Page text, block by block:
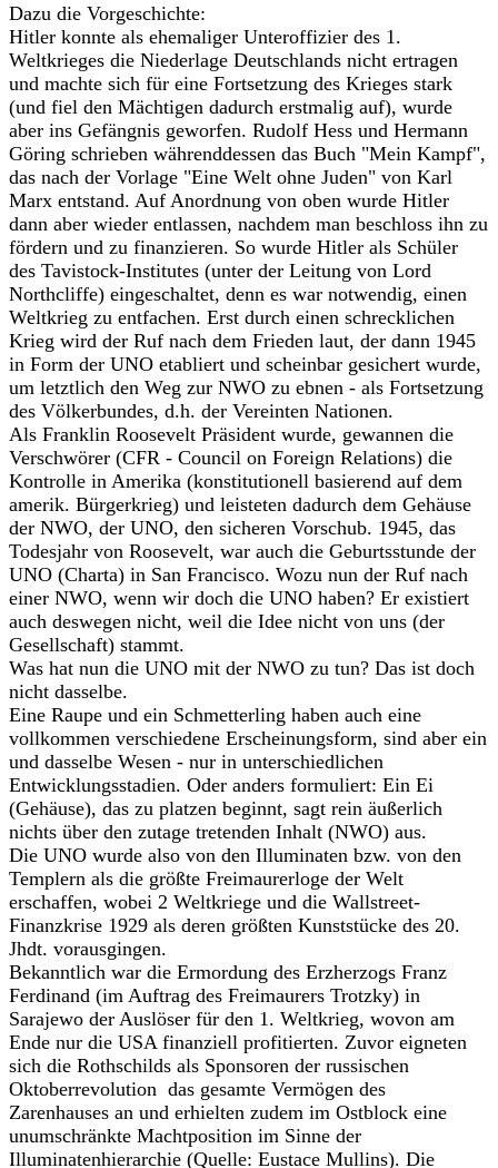
Dazu die Vorgeschichte:
Hitler konnte als ehemaliger Unteroffizier des 1.
Weltkrieges die Niederlage Deutschlands nicht ertragen
und machte sich für eine Fortsetzung des Krieges stark
(und fiel den Mächtigen dadurch erstmalig auf), wurde
aber ins Gefängnis geworfen. Rudolf Hess und Hermann
Göring schrieben währenddessen das Buch "Mein Kampf",
das nach der Vorlage "Eine Welt ohne Juden" von Karl
Marx entstand. Auf Anordnung von oben wurde Hitler
dann aber wieder entlassen, nachdem man beschloss ihn zu
fördern und zu finanzieren. So wurde Hitler als Schüler
des Tavistock-Institutes (unter der Leitung von Lord
Northcliffe) eingeschaltet, denn es war notwendig, einen
Weltkrieg zu entfachen. Erst durch einen schrecklichen
Krieg wird der Ruf nach dem Frieden laut, der dann 1945
in Form der UNO etabliert und scheinbar gesichert wurde,
um letztlich den Weg zur NWO zu ebnen - als Fortsetzung
des Völkerbundes, d.h. der Vereinten Nationen.
Als Franklin Roosevelt Präsident wurde, gewannen die
Verschwörer (CFR - Council on Foreign Relations) die
Kontrolle in Amerika (konstitutionell basierend auf dem
amerik. Bürgerkrieg) und leisteten dadurch dem Gehäuse
der NWO, der UNO, den sicheren Vorschub. 1945, das
Todesjahr von Roosevelt, war auch die Geburtsstunde der
UNO (Charta) in San Francisco. Wozu nun der Ruf nach
einer NWO, wenn wir doch die UNO haben? Er existiert
auch deswegen nicht, weil die Idee nicht von uns (der
Gesellschaft) stammt.
Was hat nun die UNO mit der NWO zu tun? Das ist doch
nicht dasselbe.
Eine Raupe und ein Schmetterling haben auch eine
vollkommen verschiedene Erscheinungsform, sind aber ein
und dasselbe Wesen - nur in unterschiedlichen
Entwicklungsstadien. Oder anders formuliert: Ein Ei
(Gehäuse), das zu platzen beginnt, sagt rein äußerlich
nichts über den zutage tretenden Inhalt (NWO) aus.
Die UNO wurde also von den Illuminaten bzw. von den
Templern als die größte Freimaurerloge der Welt
erschaffen, wobei 2 Weltkriege und die Wallstreet-
Finanzkrise 1929 als deren größten Kunststücke des 20.
Jhdt. vorausgingen.
Bekanntlich war die Ermordung des Erzherzogs Franz
Ferdinand (im Auftrag des Freimaurers Trotzky) in
Sarajewo der Auslöser für den 1. Weltkrieg, wovon am
Ende nur die USA finanziell profitierten. Zuvor eigneten
sich die Rothschilds als Sponsoren der russischen
Oktoberrevolution das gesamte Vermögen des
Zarenhauses an und erhielten zudem im Ostblock eine
unumschränkte Machtposition im Sinne der
Illuminatenhierarchie (Quelle: Eustace Mullins). Die